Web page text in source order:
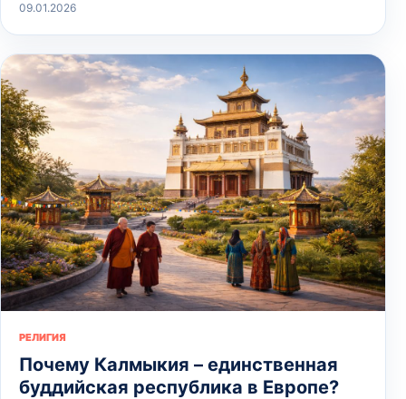
09.01.2026
РЕЛИГИЯ
Почему Калмыкия – единственная
буддийская республика в Европе?